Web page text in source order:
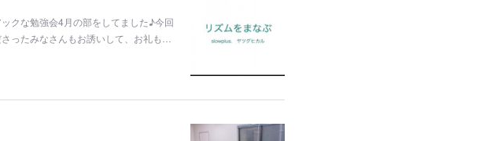
クな勉強会4月の部をしてました♪今回
ったみなさんもお誘いして、お礼も…